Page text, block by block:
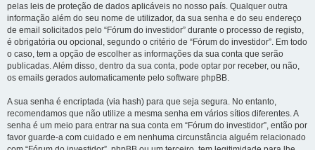
pelas leis de proteção de dados aplicáveis no nosso país. Qualquer outra
informação além do seu nome de utilizador, da sua senha e do seu endereço
de email solicitados pelo “Fórum do investidor” durante o processo de registo,
é obrigatória ou opcional, segundo o critério de “Fórum do investidor”. Em todo
o caso, tem a opção de escolher as informações da sua conta que serão
publicadas. Além disso, dentro da sua conta, pode optar por receber, ou não,
os emails gerados automaticamente pelo software phpBB.
A sua senha é encriptada (via hash) para que seja segura. No entanto,
recomendamos que não utilize a mesma senha em vários sítios diferentes. A
senha é um meio para entrar na sua conta em “Fórum do investidor”, então por
favor guarde-a com cuidado e em nenhuma circunstância alguém relacionado